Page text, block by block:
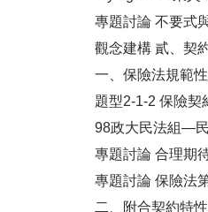
專題討論 不要式
觀念建構 貳、契
一、保險法規範
題型2-1-2 保險契
98政大民法組―
專題討論 合理期
專題討論 保險法
二、附合契約特